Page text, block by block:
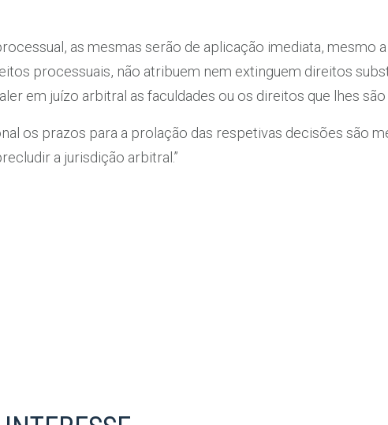
as mesmas serão de aplicação imediata, mesmo
processuais, não atribuem nem extinguem direitos
em juízo arbitral as faculdades ou os direitos que lhes
os prazos para a prolação das respetivas decisões são
a jurisdição arbitral.”